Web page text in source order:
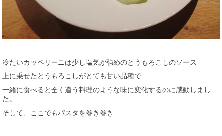
冷たいカッペリーニは少し塩気が強めのとうもろこしのソース
上に乗せたとうもろこしがとても甘い品種で
一緒に食べると全く違う料理のような味に変化するのに感動しまし
た。
そして、ここでもパスタを巻き巻き